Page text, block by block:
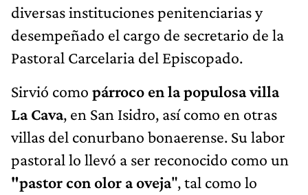
diversas instituciones penitenciarias y
desempeñado el cargo de secretario de la
Pastoral Carcelaria del Episcopado.
Sirvió como párroco en la populosa villa
La Cava, en San Isidro, así como en otras
villas del conurbano bonaerense. Su labor
pastoral lo llevó a ser reconocido como un
"pastor con olor a oveja", tal como lo